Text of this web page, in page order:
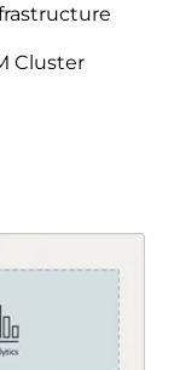
Cluster